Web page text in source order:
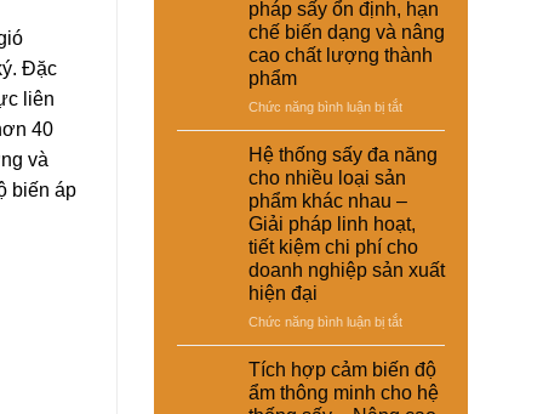
Đặc
liên
40
và
biến áp
pháp
nâng
cao
và
tự
động
hóa
máy
hơi
nước
để
–
Giải
pháp
giảm
thất
tiết
kiệm
năng
lượng
pháp sấy ổn định, hạn
chế biến dạng và nâng
cao chất lượng thành
phẩm
Chức năng bình luận bị tắtở
hơi
nước
cho
da
–
giày
hợp
–
Hệ thống sấy đa năng
cho nhiều loại sản
phẩm khác nhau –
Giải pháp linh hoạt,
tiết kiệm chi phí cho
doanh nghiệp sản xuất
hiện đại
Chức năng bình luận bị tắtở
thống
sấy
đa
Tích hợp cảm biến độ
ẩm thông minh cho hệ